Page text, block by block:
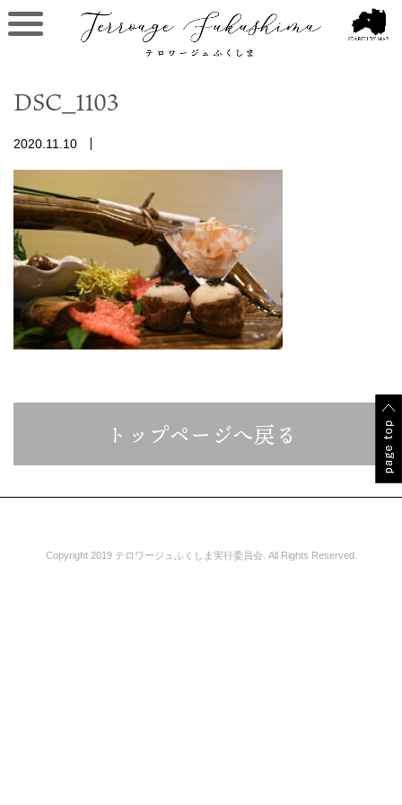
DSC_1103
2020.11.10
トップページへ戻る
Copyright 2019 テロワージュふくしま実行委員会. All Rights Reserved.